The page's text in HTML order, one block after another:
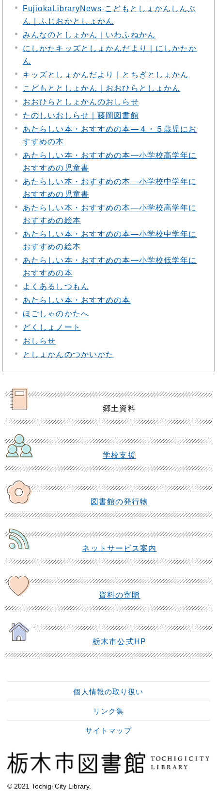
FujiokaLibraryNews‐こどもとしょかんしんぶ
ん｜ふじおかとしょかん
みんなのとしょかん｜いわふねかん
にしかたキッズとしょかんだより｜にしかたか
ん
キッズとしょかんだより｜とちぎとしょかん
こどもととしょかん｜おおひらとしょかん
おおひらとしょかんのおしらせ
たのしいおしらせ｜藤岡図書館
あたらしい本・おすすめの本―４・５歳児にお
すすめの本
あたらしい本・おすすめの本―小学校高学年に
おすすめの児童書
あたらしい本・おすすめの本―小学校中学年に
おすすめの児童書
あたらしい本・おすすめの本―小学校高学年に
おすすめの絵本
あたらしい本・おすすめの本―小学校中学年に
おすすめの絵本
あたらしい本・おすすめの本―小学校低学年に
おすすめの本
よくあるしつもん
あたらしい本・おすすめの本
ほごしゃのかたへ
どくしょノート
おしらせ
としょかんのつかいかた
郷土資料
学校支援
図書館の発行物
ネットサービス案内
資料の寄贈
栃木市公式HP
個人情報の取り扱い
リンク集
サイトマップ
© 2021 Tochigi City Library.